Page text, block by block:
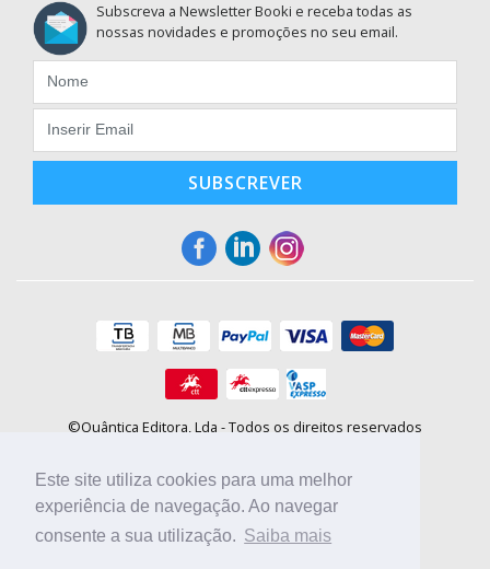
Este site utiliza cookies para uma melhor
experiência de navegação. Ao navegar
consente a sua utilização. Saiba mais
Subscreva a Newsletter Booki e receba todas as
nossas novidades e promoções no seu email.
SUBSCREVER
©Quântica Editora, Lda - Todos os direitos reservados
E-mail: info@booki.pt
Tel.: +351 220 104 872(custo de chamada para a rede fixa